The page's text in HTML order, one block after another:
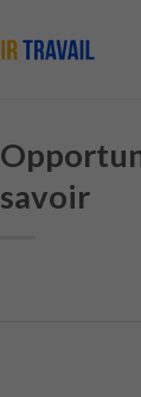
savoir